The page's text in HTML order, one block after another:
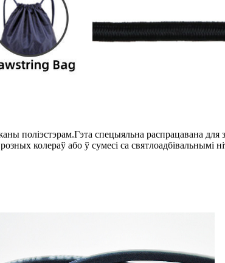
поліэстэрам.Гэта спецыяльна распрацавана для
колераў або ў сумесі са святлоадбівальнымі